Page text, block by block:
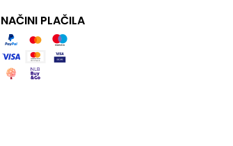
NAČINI PLAČILA